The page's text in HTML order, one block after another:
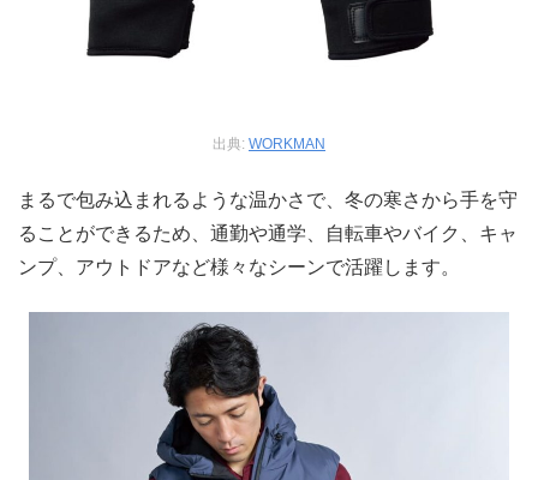
出典: WORKMAN
まるで包み込まれるような温かさで、冬の寒さから手を守
ることができるため、通勤や通学、自転車やバイク、キャ
ンプ、アウトドアなど様々なシーンで活躍します。